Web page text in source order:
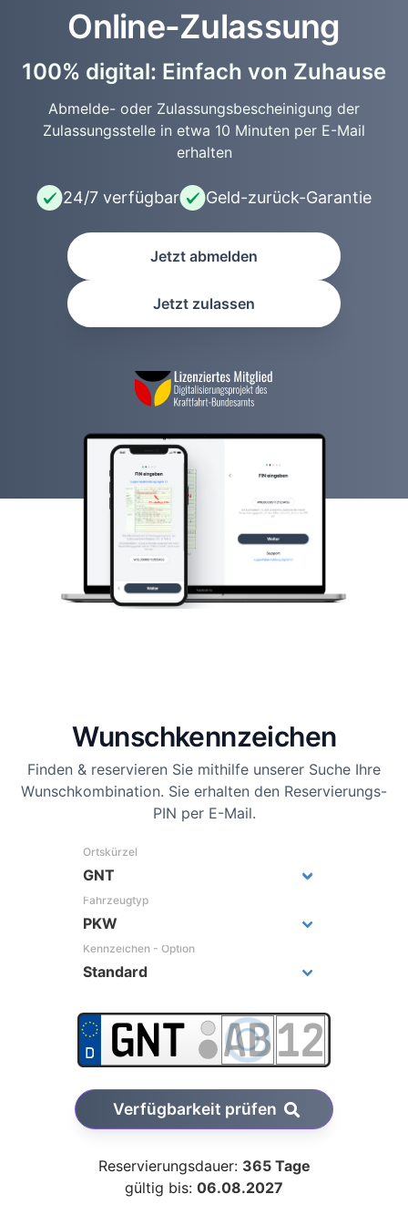
Online-Zulassung
100% digital: Einfach von Zuhause
Abmelde- oder Zulassungsbescheinigung der
Zulassungsstelle in etwa 10 Minuten per E-Mail
erhalten
24/7 verfügbar Geld-zurück-Garantie
Jetzt abmelden
Jetzt zulassen
Wunsch­kennzeichen
Finden & reservieren Sie mithilfe unserer Suche Ihre
Wunschkombination. Sie erhalten den Reservierungs-
PIN per E-Mail.
Ortskürzel
Fahrzeugtyp
Kennzeichen - Option
Verfügbarkeit prüfen
Reservierungsdauer: 365 Tage
gültig bis: 06.08.2027